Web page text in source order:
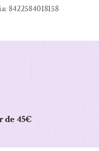
8422584018158
45€